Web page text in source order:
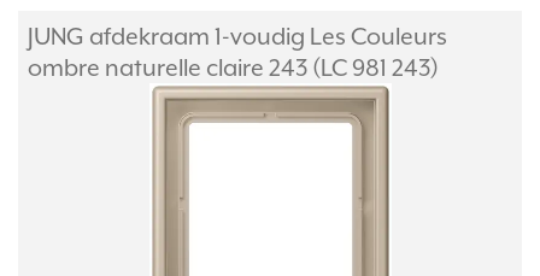
JUNG afdekraam 1-voudig Les Couleurs
ombre naturelle claire 243 (LC 981 243)